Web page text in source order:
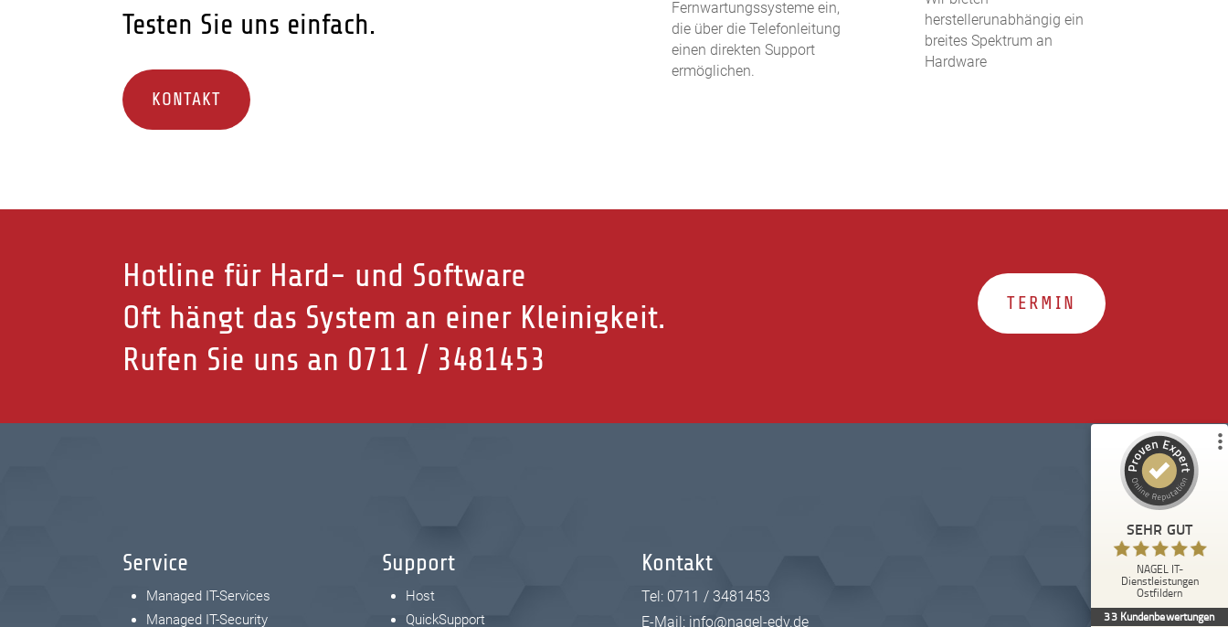
Testen Sie uns einfach.
KONTAKT
Fernwartungssysteme ein,
die über die Telefonleitung
einen direkten Support
ermöglichen.
herstellerunabhängig ein
breites Spektrum an
Hardware
Hotline für Hard- und Software
Oft hängt das System an einer Kleinigkeit.
Rufen Sie uns an 0711 / 3481453
TERMIN
Service
Managed IT-Services
Managed IT-Security
Support
Host
QuickSupport
Kontakt
Tel: 0711 / 3481453
E-Mail: info@nagel-edv.de
SEHR GUT
NAGEL IT-
Dienstleistungen
Ostfildern
33 Kundenbewertungen
Kundenbewertungen und Erfahrungen zu
NAGEL IT-Dienstleistungen Ostfildern
1
Bewertung auf
ProvenExpert.com
Blick aufs ProvenExpert-Profil werfen
Anonym
4,98
Kai zusammen, wir sind sehr zufrieden!